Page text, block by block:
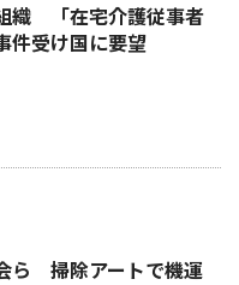
織 「在宅介護従事者
受け国に要望
ら 掃除アートで機運